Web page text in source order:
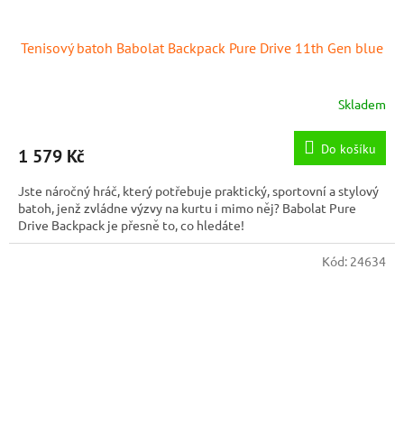
Tenisový batoh Babolat Backpack Pure Drive 11th Gen blue
Skladem
1 579 Kč Do košíku
Jste náročný hráč, který potřebuje praktický, sportovní a stylový
batoh, jenž zvládne výzvy na kurtu i mimo něj? Babolat Pure
Drive Backpack je přesně to, co hledáte!
Kód: 24634